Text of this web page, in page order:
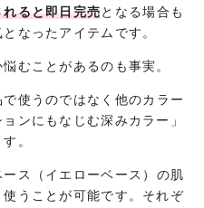
れると即日完売となる場合も
なったアイテムです。
むことがあるのも事実。
使うのではなく他のカラー
ンにもなじむ深みカラー」
。
ス（イエローベース）の肌
うことが可能です。それぞ